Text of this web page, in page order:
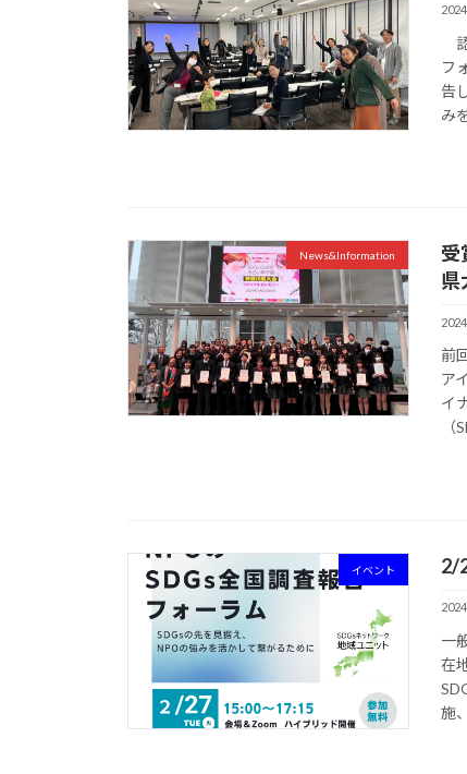
フ
告
み
News&Information
受
県
前
ア
イ
（
イベント 2/
一
在
施